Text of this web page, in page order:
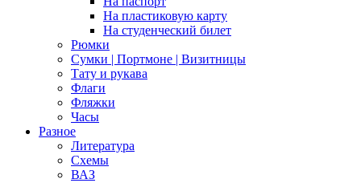
На пластиковую карту
На студенческий билет
Рюмки
Сумки | Портмоне | Визитницы
Тату и рукава
Флаги
Фляжки
Часы
Разное
Литература
Схемы
ВАЗ